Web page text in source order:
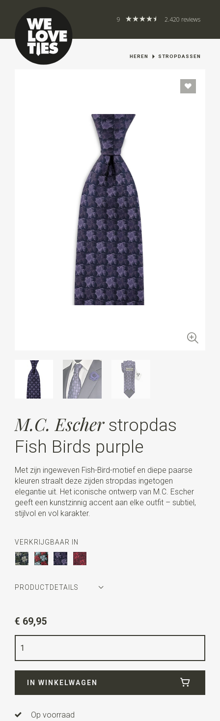
9 2.420 reviews
HEREN STROPDASSEN
M.C. Escher stropdas
Fish Birds purple
Met zijn ingeweven Fish-Bird-motief en diepe paarse
kleuren straalt deze zijden stropdas ingetogen
elegantie uit. Het iconische ontwerp van M.C. Escher
geeft een kunstzinnig accent aan elke outfit – subtiel,
stijlvol en vol karakter.
VERKRIJGBAAR IN
PRODUCTDETAILS
paars / donkerblauw
Kwaliteit
Lengteca. 153 cm
All M.C. Escher Works © the M.C. Escher Company B.V.
€ 69,95
IN WINKELWAGEN
Op voorraad